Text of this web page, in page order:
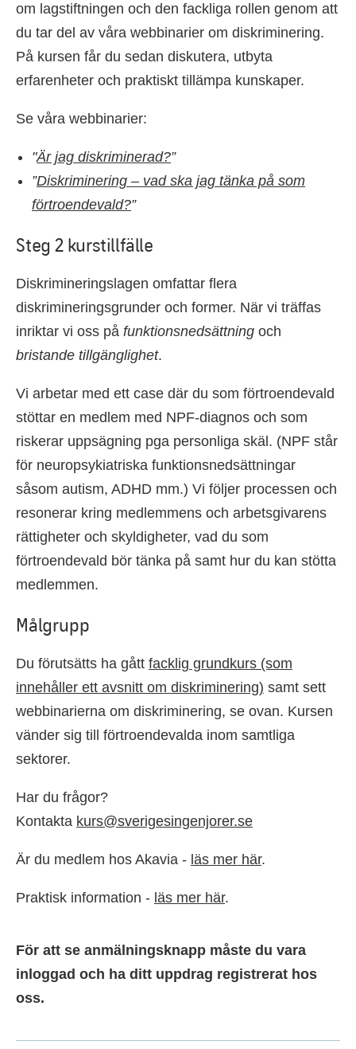
om lagstiftningen och den fackliga rollen genom att
du tar del av våra webbinarier om diskriminering.
På kursen får du sedan diskutera, utbyta
erfarenheter och praktiskt tillämpa kunskaper.
Se våra webbinarier:
"Är jag diskriminerad?”
”Diskriminering – vad ska jag tänka på som
förtroendevald?”
Steg 2 kurstillfälle
Diskrimineringslagen omfattar flera
diskrimineringsgrunder och former. När vi träffas
inriktar vi oss på funktionsnedsättning och
bristande tillgänglighet.
Vi arbetar med ett case där du som förtroendevald
stöttar en medlem med NPF-diagnos och som
riskerar uppsägning pga personliga skäl. (NPF står
för neuropsykiatriska funktionsnedsättningar
såsom autism, ADHD mm.) Vi följer processen och
resonerar kring medlemmens och arbetsgivarens
rättigheter och skyldigheter, vad du som
förtroendevald bör tänka på samt hur du kan stötta
medlemmen.
Målgrupp
Du förutsätts ha gått facklig grundkurs (som
innehåller ett avsnitt om diskriminering) samt sett
webbinarierna om diskriminering, se ovan. Kursen
vänder sig till förtroendevalda inom samtliga
sektorer.
Har du frågor?
Kontakta kurs@sverigesingenjorer.se
Är du medlem hos Akavia - läs mer här.
Praktisk information - läs mer här.
För att se anmälningsknapp måste du vara
inloggad och ha ditt uppdrag registrerat hos
oss.